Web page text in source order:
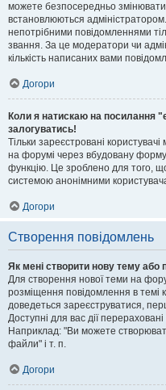
можете безпосередньо
встановлюються
непотрібними повідомленнями
звання. За це модератори чи
кількість написаних вами
Догори
Коли я натискаю на посилання
залогуватись!
Тільки зареєстровані
на форумі через вбудовану
функцію. Це зроблено для того,
системою анонімними
Догори
Створення повідомлень
Як мені створити нову тему або
Для створення нової теми на
розміщення повідомлення в темі
доведеться зареєструватися,
Доступні для вас дії
Наприклад: "Ви можете
файли" і т. п.
Догори